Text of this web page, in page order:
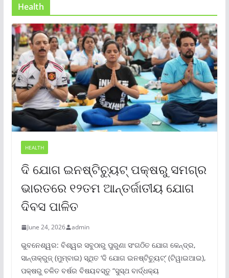
Health
HEALTH
ଦି ଯୋଗ ଇନଷ୍ଟିଚ୍ୟୁଟ୍ ପକ୍ଷରୁ ସମଗ୍ର
ଭାରତରେ ୧୨ତମ ଆନ୍ତର୍ଜାତୀୟ ଯୋଗ
ଦିବସ ପାଳିତ
June 24, 2026 admin
ଭୁବନେଶ୍ୱର: ବିଶ୍ୱର ସବୁଠାରୁ ପୁରୁଣା ସଂଗଠିତ ଯୋଗ କେନ୍ଦ୍ର,
ସାନ୍ତାକ୍ରୁଜ୍ (ମୁମ୍ବାଇ) ସ୍ଥିତ ‘ଦି ଯୋଗ ଇନଷ୍ଟିଚ୍ୟୁଟ୍‌’ (ଟିୱାଇଆଇ),
ପକ୍ଷରୁ ଚଳିତ ବର୍ଷର ବିଷୟବସ୍ତୁ “ସୁସ୍ଥ ବାର୍ଦ୍ଧକ୍ୟ